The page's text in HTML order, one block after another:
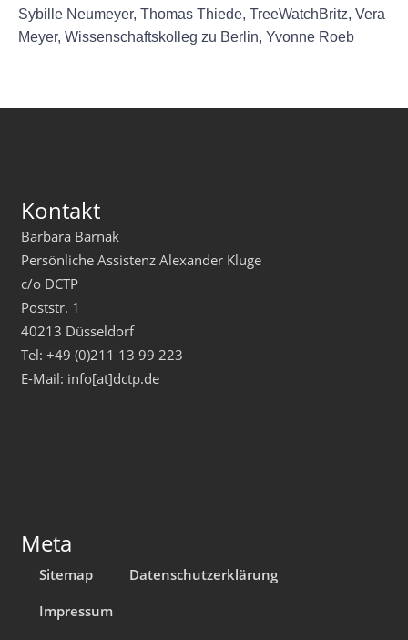
Sybille Neumeyer, Thomas Thiede, TreeWatchBritz, Vera
Meyer, Wissenschaftskolleg zu Berlin, Yvonne Roeb
Kontakt
Barbara Barnak
Persönliche Assistenz Alexander Kluge
c/o DCTP
Poststr. 1
40213 Düsseldorf
Tel: +49 (0)211 13 99 223
E-Mail: info[at]dctp.de
Meta
Sitemap
Datenschutzerklärung
Impressum